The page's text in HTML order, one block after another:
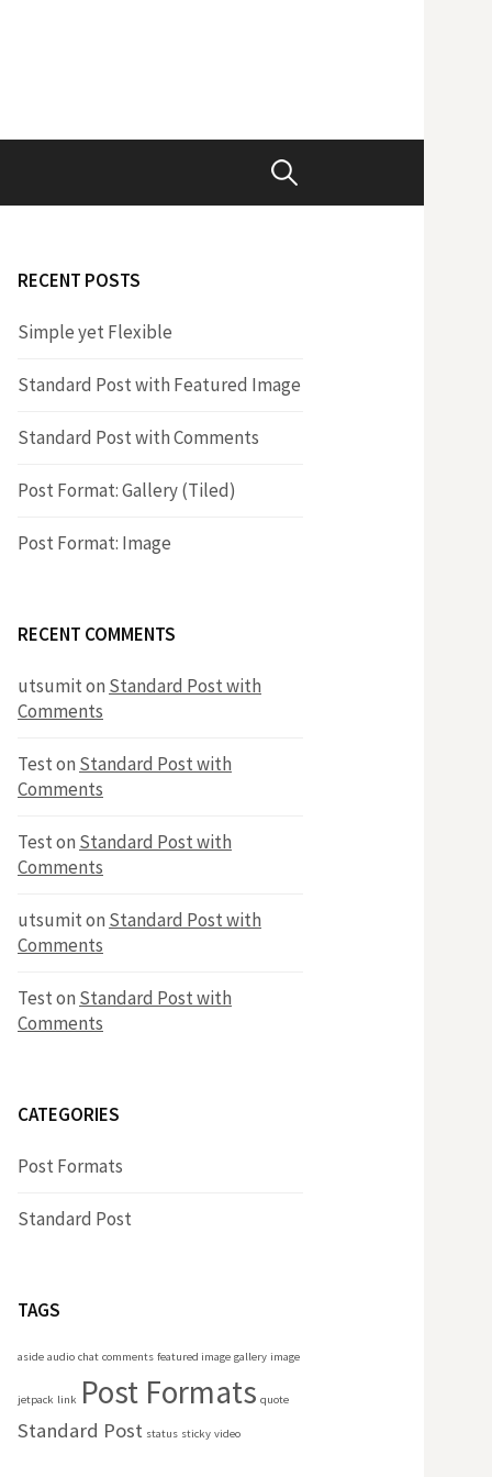
S
RECENT POSTS
Simple yet Flexible
Standard Post with Featured Image
Standard Post with Comments
Post Format: Gallery (Tiled)
Post Format: Image
RECENT COMMENTS
utsumiton Standard Post with
Comments
Teston Standard Post with
Comments
Teston Standard Post with
Comments
utsumiton Standard Post with
Comments
Teston Standard Post with
Comments
CATEGORIES
Post Formats
Standard Post
TAGS
aside audio chat comments featured image gallery image
jetpack link Post Formats quote
Standard Post status sticky video